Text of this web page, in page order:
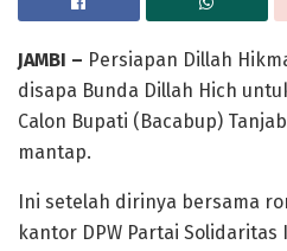
JAMBI – Persiapan Dillah
disapa Bunda Dillah Hich
Calon Bupati (Bacabup)
mantap.
Ini setelah dirinya bersama
kantor DPW Partai Solidaritas